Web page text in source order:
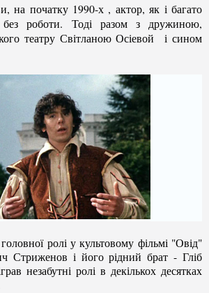
на початку 1990-х , актор, як і багато
роботи. Тоді разом з дружиною,
театру Світланою Осіевой і сином
ролі у культовому фільмі "Овід"
Стриженов і його рідний брат - Гліб
незабутні ролі в декількох десятках